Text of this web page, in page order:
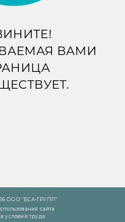
ВАМИ
ООО "БСА-ГРУПП"
сайта
условий труда